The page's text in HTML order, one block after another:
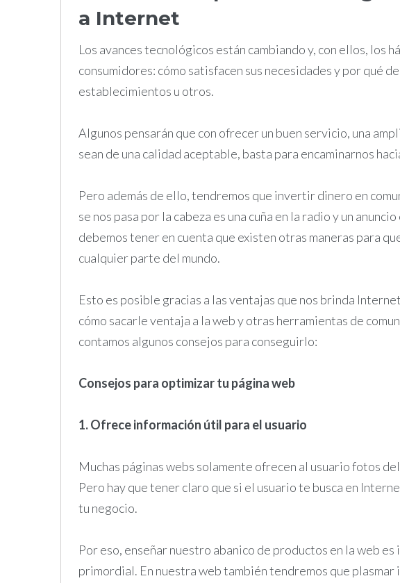
a Internet
Los avances tecnológicos están cambiando y, con ellos, los
consumidores: cómo satisfacen sus necesidades y por qué
establecimientos u otros.
Algunos pensarán que con ofrecer un buen servicio, una
sean de una calidad aceptable, basta para encaminarnos
Pero además de ello, tendremos que invertir dinero en
se nos pasa por la cabeza es una cuña en la radio y un
debemos tener en cuenta que existen otras maneras para
cualquier parte del mundo.
Esto es posible gracias a las ventajas que nos brinda
cómo sacarle ventaja a la web y otras herramientas de
contamos algunos consejos para conseguirlo:
Consejos para optimizar tu página web
1. Ofrece información útil para el usuario
Muchas páginas webs solamente ofrecen al usuario fotos
Pero hay que tener claro que si el usuario te busca en
tu negocio.
Por eso, enseñar nuestro abanico de productos en la web
primordial. En nuestra web también tendremos que plasmar